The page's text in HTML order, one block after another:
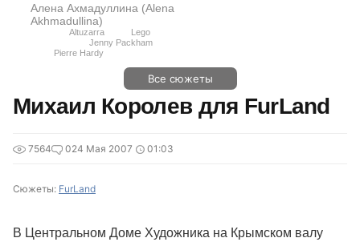
Алена Ахмадуллина (Alena
Akhmadullina)
Jenny Packham
Altuzarra
Pierre Hardy
Lego
Все сюжеты
Михаил Королев для FurLand
7564 024 Мая 2007 01:03
Сюжеты: FurLand
В Центральном Доме Художника на Крымском валу